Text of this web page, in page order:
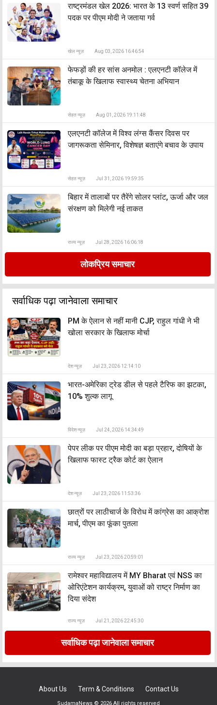
राष्ट्रमंडल खेल 2026: भारत के 13 स्वर्ण सहित 39
पदक पर पीएम मोदी ने जताया गर्व
खेल न्यूज़ Aug 03, 2026 16:46:54
फेफड़ों की हर सांस अनमोल : एलएनटी कॉलेज में
तंबाकू के खिलाफ स्वास्थ्य चेतना अभियान
सेहत न्यूज़ Aug 01, 2026 19:11:48
एलएनटी कॉलेज में विश्व लंग्स कैंसर दिवस पर
जागरूकता सेमिनार, विशेषज्ञ बताएंगे बचाव के उपाय
सेहत न्यूज़ Jul 31, 2026 19:59:35
बिहार में तालाबों पर तैरेंगे सोलर प्लांट, ऊर्जा और जल
संरक्षण को मिलेगी नई ताकत
राज्य न्यूज़ Jul 28, 2026 16:06:18
लोकप्रिय समाचार
सर्वाधिक पढ़ा जानेवाला समाचार
PM के ऐलान से नहीं मानी CJP, राहुल गांधी ने भी
खोला सरकार के खिलाफ मोर्चा
देश न्यूज़ Jul 23, 2026 12:14:10
भारत-अमेरिका ट्रेड डील से पहले टैरिफ का झटका,
10% शुल्क लागू
विदेश न्यूज़ Jul 24, 2026 14:34:49
पेपर लीक पर पीएम मोदी का बड़ा प्रहार, दोषियों के
खिलाफ फास्ट ट्रैक कोर्ट का ऐलान
देश न्यूज़ Jul 23, 2026 11:53:36
छात्रों पर लाठीचार्ज के विरोध में कांग्रेस का आक्रोश
मार्च, पीएम का फूंका पुतला
राज्य न्यूज़ Jul 23, 2026 20:59:01
रामेश्वर महाविद्यालय में MY Bharat एवं NSS का
ओरिएंटेशन कार्यक्रम, युवाओं को राष्ट्र निर्माण का
दिया संदेश
राज्य न्यूज़ Jul 21, 2026 22:45:30
सर्वाधिक पढ़ा जानेवाला समाचार
About Us Term & Conditions Contact Us
SudamaNews © 2026 All rights reserved